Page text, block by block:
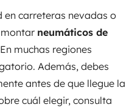
en carreteras nevadas o
neumáticos de
muchas regiones
Además, debes
antes de que llegue la
cuál elegir, consulta